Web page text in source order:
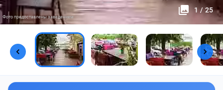
1 / 25
Фото предоставлены заведением